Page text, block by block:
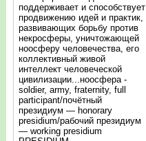
поддерживает и способствует
продвижению идей и практик,
развивающих борьбу против
некросферы, уничтожающей
ноосферу человечества, его
коллективный живой
интеллект человеческой
цивилизации...ноосфера -
soldier, army, fraternity, full
participant/почётный
президиум — honorary
presidium/рабочий президиум
— working presidium